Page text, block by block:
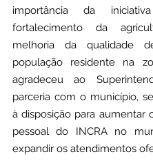
importância da
fortalecimento da
melhoria da qualidade
população residente na
agradeceu ao
parceria com o município,
à disposição para aumentar
pessoal do INCRA no
expandir os atendimentos